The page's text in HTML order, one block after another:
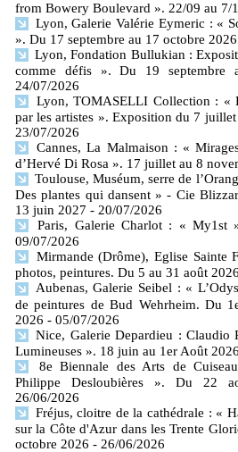
from Bowery Boulevard ». 22/09 au 7/
Lyon, Galerie Valérie Eymeric : «
». Du 17 septembre au 17 octobre 2026
Lyon, Fondation Bullukian :
comme défis ». Du 19 septembre
24/07/2026
Lyon, TOMASELLI Collection : «
par les artistes ». Exposition du 7
23/07/2026
Cannes, La Malmaison : «
d’Hervé Di Rosa ». 17 juillet au 8
Toulouse, Muséum, serre de
Des plantes qui dansent » - Cie
13 juin 2027 - 20/07/2026
Paris, Galerie Charlot : « My1st
09/07/2026
Mirmande (Drôme), Eglise Sainte
photos, peintures. Du 5 au 31 août 2026
Aubenas, Galerie Seibel : «
de peintures de Bud Wehrheim. Du
2026 - 05/07/2026
Nice, Galerie Depardieu : Claudio
Lumineuses ». 18 juin au 1er Août 2026
8e Biennale des Arts de
Philippe Desloubières ». Du 22
26/06/2026
Fréjus, cloitre de la cathédrale : «
sur la Côte d'Azur dans les Trente
octobre 2026 - 26/06/2026